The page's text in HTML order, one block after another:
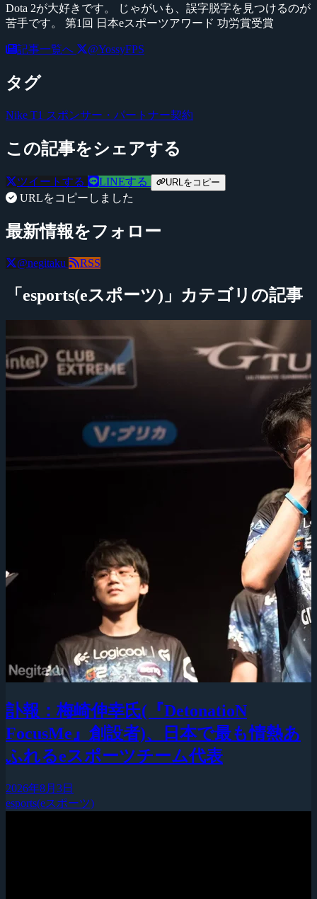
Dota 2が大好きです。 じゃがいも、誤字脱字を見つけるのが
苦手です。 第1回 日本eスポーツアワード 功労賞受賞
記事一覧へ @YossyFPS
タグ
Nike T1 スポンサー・パートナー契約
この記事をシェアする
ツイートする LINEする URLをコピー
URLをコピーしました
最新情報をフォロー
@negitaku RSS
「esports(eスポーツ)」カテゴリの記事
訃報：梅崎伸幸氏(『DetonatioN
FocusMe』創設者)、日本で最も情熱あ
ふれるeスポーツチーム代表
2026年8月3日
esports(eスポーツ)